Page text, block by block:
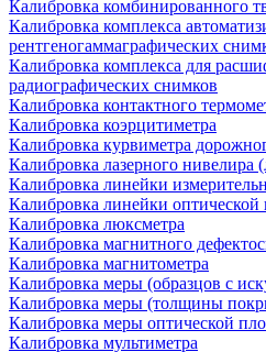
Калибровка комбинированного
Калибровка комплекса
рентгеногаммаграфических
Калибровка комплекса для
радиографических снимков
Калибровка контактного
Калибровка коэрцитиметра
Калибровка курвиметра
Калибровка лазерного нивелира
Калибровка линейки
Калибровка линейки оптической
Калибровка люксметра
Калибровка магнитного
Калибровка магнитометра
Калибровка меры (образцов с
Калибровка меры (толщины
Калибровка меры оптической
Калибровка мультиметра